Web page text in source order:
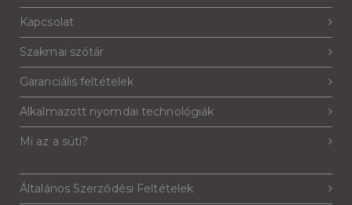
Kapcsolat
Szakmai szótár
Garanciális feltételek
Alkalmazott nyomdai technológiák
Mi az a süti?
Általános Szerződési Feltételek